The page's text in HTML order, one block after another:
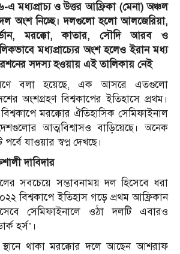
এ মধ্যপ্রাচ্য ও উত্তর আফ্রিকা (মেনা) অঞ্চল
অংশ নিচ্ছে। দলগুলো হলো আলজেরিয়া,
মরক্কো, কাতার, সৌদি আরব ও
মধ্যপ্রাচ্যের অংশ হলেও ইরান মধ্য
সদস্য হওয়ায় এই তালিকায় নেই
বলা হয়েছে, এক আসরে এতগুলো
অংশগ্রহণ বিশ্বকাপের ইতিহাসে প্রথম।
মরক্কোর ঐতিহাসিক সেমিফাইনাল
আত্মবিশ্বাসও বাড়িয়েছে। অনেক
যাওয়ার স্বপ্ন দেখছে।
দাবিদার
সবচেয়ে সম্ভাবনাময় দল হিসেবে ধরা
বিশ্বকাপে ইতিহাস গড়ে প্রথম আফ্রিকান
সেমিফাইনালে ওঠা দলটি এবারও
হর্স’।
স্থানে থাকা মরক্কোর দলে আছেন আশরাফ